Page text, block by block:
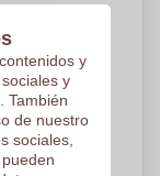
y
y
También
de nuestro
sociales,